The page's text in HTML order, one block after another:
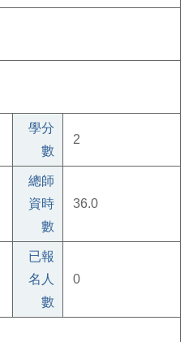
學分
數
2
總師
資時
數
36.0
已報
名人
數
0